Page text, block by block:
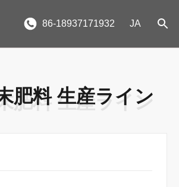
86-18937171932 JA
肥料 生産ライン
肥料 生産ライン